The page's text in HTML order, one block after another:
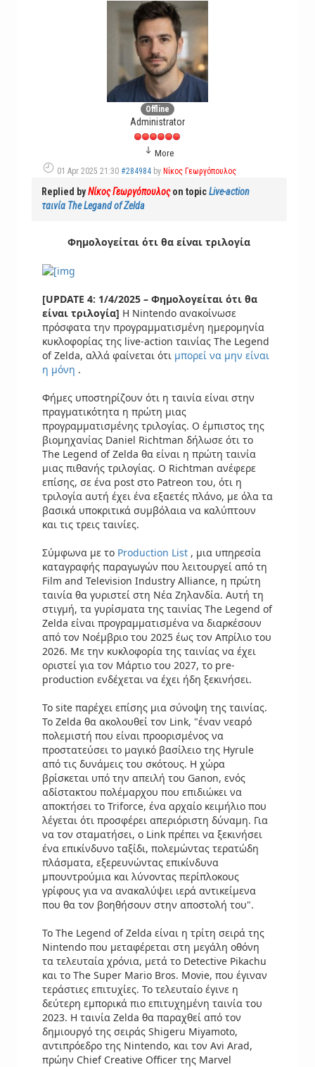
Offline
Administrator
More
01 Apr 2025 21:30 #284984 by Νίκος Γεωργόπουλος
Replied byΝίκος Γεωργόπουλοςon topicLive-action
ταινία The Legand of Zelda
Φημολογείται ότι θα είναι τριλογία
[UPDATE 4: 1/4/2025 – Φημολογείται ότι θα
είναι τριλογία] Η Nintendo ανακοίνωσε
πρόσφατα την προγραμματισμένη ημερομηνία
κυκλοφορίας της live-action ταινίας The Legend
of Zelda, αλλά φαίνεται ότι μπορεί να μην είναι
η μόνη .
Φήμες υποστηρίζουν ότι η ταινία είναι στην
πραγματικότητα η πρώτη μιας
προγραμματισμένης τριλογίας. Ο έμπιστος της
βιομηχανίας Daniel Richtman δήλωσε ότι το
The Legend of Zelda θα είναι η πρώτη ταινία
μιας πιθανής τριλογίας. Ο Richtman ανέφερε
επίσης, σε ένα post στο Patreon του, ότι η
τριλογία αυτή έχει ένα εξαετές πλάνο, με όλα τα
βασικά υποκριτικά συμβόλαια να καλύπτουν
και τις τρεις ταινίες.
Σύμφωνα με το Production List , μια υπηρεσία
καταγραφής παραγωγών που λειτουργεί από τη
Film and Television Industry Alliance, η πρώτη
ταινία θα γυριστεί στη Νέα Ζηλανδία. Αυτή τη
στιγμή, τα γυρίσματα της ταινίας The Legend of
Zelda είναι προγραμματισμένα να διαρκέσουν
από τον Νοέμβριο του 2025 έως τον Απρίλιο του
2026. Με την κυκλοφορία της ταινίας να έχει
οριστεί για τον Μάρτιο του 2027, το pre-
production ενδέχεται να έχει ήδη ξεκινήσει.
Το site παρέχει επίσης μια σύνοψη της ταινίας.
Το Zelda θα ακολουθεί τον Link, "έναν νεαρό
πολεμιστή που είναι προορισμένος να
προστατεύσει το μαγικό βασίλειο της Hyrule
από τις δυνάμεις του σκότους. Η χώρα
βρίσκεται υπό την απειλή του Ganon, ενός
αδίστακτου πολέμαρχου που επιδιώκει να
αποκτήσει τo Triforce, ένα αρχαίο κειμήλιο που
λέγεται ότι προσφέρει απεριόριστη δύναμη. Για
να τον σταματήσει, ο Link πρέπει να ξεκινήσει
ένα επικίνδυνο ταξίδι, πολεμώντας τερατώδη
πλάσματα, εξερευνώντας επικίνδυνα
μπουντρούμια και λύνοντας περίπλοκους
γρίφους για να ανακαλύψει ιερά αντικείμενα
που θα τον βοηθήσουν στην αποστολή του".
Το The Legend of Zelda είναι η τρίτη σειρά της
Nintendo που μεταφέρεται στη μεγάλη οθόνη
τα τελευταία χρόνια, μετά το Detective Pikachu
και το The Super Mario Bros. Movie, που έγιναν
τεράστιες επιτυχίες. Το τελευταίο έγινε η
δεύτερη εμπορικά πιο επιτυχημένη ταινία του
2023. Η ταινία Zelda θα παραχθεί από τον
δημιουργό της σειράς Shigeru Miyamoto,
αντιπρόεδρο της Nintendo, και τον Avi Arad,
πρώην Chief Creative Officer της Marvel